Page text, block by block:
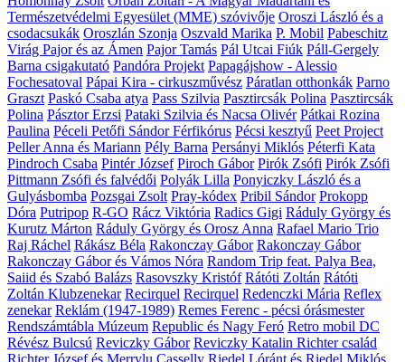
Természetvédelmi Egyesület (MME) szóvivője Oroszi László és a
csodacsukák Oroszlán Szonja Oszvald Marika P. Mobil Pabeschitz
Virág Pajor és az Ámen Pajor Tamás Pál Utcai Fiúk Páll-Gergely
Barna csigakutató Pandóra Projekt Papagájshow - Alessio
Fochesatoval Pápai Kira - cirkuszművész Páratlan otthonkák Parno
Graszt Paskó Csaba atya Pass Szilvia Pasztircsák Polina Pasztircsák
Polina Pásztor Erzsi Pataki Szilvia és Nacsa Olivér Pátkai Rozina
Paulina Péceli Petőfi Sándor Férfikórus Pécsi kesztyű Peet Project
Peller Anna és Mariann Pély Barna Persányi Miklós Péterfi Kata
Pindroch Csaba Pintér József Piroch Gábor Pirók Zsófi Pirók Zsófi
Pittmann Zsófi és falvédői Polyák Lilla Ponyiczky László és a
Gulyásbomba Pozsgai Zsolt Pray-kódex Pribil Sándor Prokopp
Dóra Putripop R-GO Rácz Viktória Radics Gigi Ráduly György és
Kurutz Márton Ráduly György és Orosz Anna Rafael Mario Trio
Raj Ráchel Rákász Béla Rakonczay Gábor Rakonczay Gábor
Rakonczay Gábor és Vámos Nóra Random Trip feat. Palya Bea,
Saiid és Szabó Balázs Rasovszky Kristóf Rátóti Zoltán Rátóti
Zoltán Klubzenekar Recirquel Recirquel Redenczki Mária Reflex
zenekar Reklám (1947-1989) Remes Ferenc - pécsi órásmester
Rendszámtábla Múzeum Republic és Nagy Feró Retro mobil DC
Révész Bulcsú Reviczky Gábor Reviczky Katalin Richter család
Richter József és Merrylu Casselly Riedel Lóránt és Riedel Miklós